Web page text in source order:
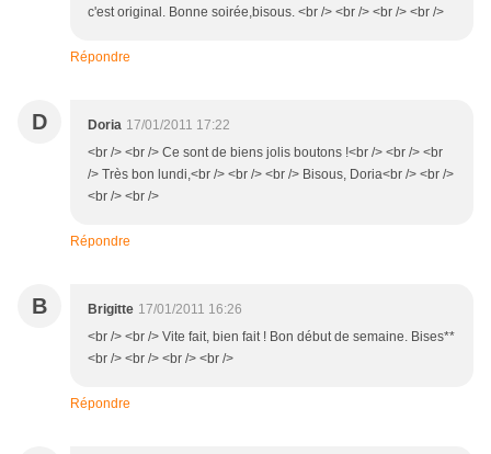
c'est original. Bonne soirée,bisous. <br /> <br /> <br /> <br />
Répondre
D Doria 17/01/2011 17:22
<br /> <br /> Ce sont de biens jolis boutons !<br /> <br /> <br
/> Très bon lundi,<br /> <br /> <br /> Bisous, Doria<br /> <br />
<br /> <br />
Répondre
B Brigitte 17/01/2011 16:26
<br /> <br /> Vite fait, bien fait ! Bon début de semaine. Bises**
<br /> <br /> <br /> <br />
Répondre